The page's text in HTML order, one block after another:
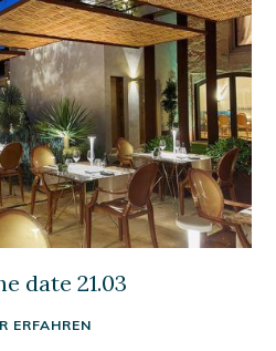
date 21.03
ERFAHREN